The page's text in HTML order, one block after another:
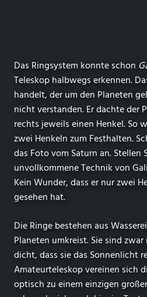
Das Ringsystem konnte schon
Teleskop halbwegs erkennen.
handelt, der um den Planeten
nicht verstanden. Er dachte der
rechts jeweils einen Henkel. So
zwei Henkeln zum Festhalten.
das Foto vom Saturn an. Stellen
unvollkommene Technik von
Kein Wunder, dass er nur zwei
gesehen hat.
Die Ringe bestehen aus
Planeten umkreist. Sie sind
dicht, dass sie das Sonnenlicht
Amateurteleskop vereinen sich
optisch zu einem einzigen